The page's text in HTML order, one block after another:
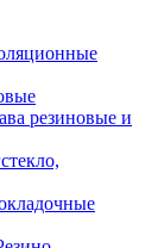
резиновые и